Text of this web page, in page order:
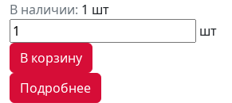
В наличии: 1 шт
шт
В корзину
Подробнее